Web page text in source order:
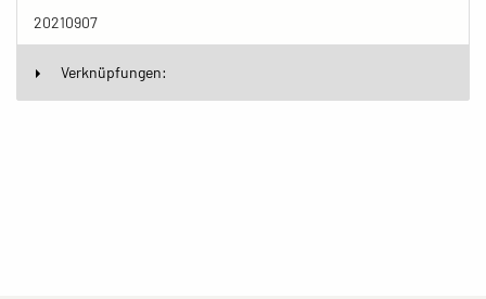
20210907
Verknüpfungen: